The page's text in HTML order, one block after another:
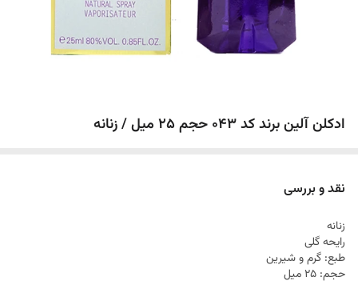
ادکلن آلین برند کد 043 حجم 25 میل / زنانه
نقد و بررسی
زنانه
رایحه گلی
طبع: گرم و شیرین
حجم: ۲۵ میل